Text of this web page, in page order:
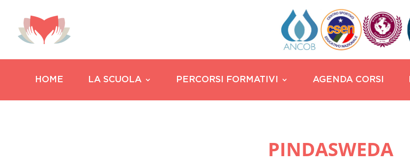
HOME LA SCUOLA PERCORSI FORMATIVI AGENDA CORSI
PINDASWEDA